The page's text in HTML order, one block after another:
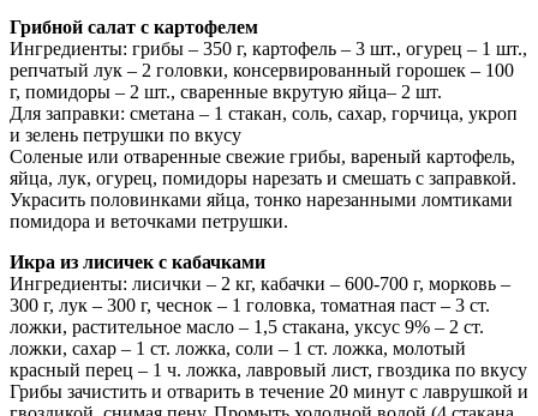
Грибной салат с картофелем
Ингредиенты: грибы – 350 г, картофель – 3 шт., огурец – 1 шт.,
репчатый лук – 2 головки, консервированный горошек – 100
г, помидоры – 2 шт., сваренные вкрутую яйца– 2 шт.
Для заправки: сметана – 1 стакан, соль, сахар, горчица, укроп
и зелень петрушки по вкусу
Соленые или отваренные свежие грибы, вареный картофель,
яйца, лук, огурец, помидоры нарезать и смешать с заправкой.
Украсить половинками яйца, тонко нарезанными ломтиками
помидора и веточками петрушки.
Икра из лисичек с кабачками
Ингредиенты: лисички – 2 кг, кабачки – 600-700 г, морковь –
300 г, лук – 300 г, чеснок – 1 головка, томатная паст – 3 ст.
ложки, растительное масло – 1,5 стакана, уксус 9% – 2 ст.
ложки, сахар – 1 ст. ложка, соли – 1 ст. ложка, молотый
красный перец – 1 ч. ложка, лавровый лист, гвоздика по вкусу
Грибы зачистить и отварить в течение 20 минут с лаврушкой и